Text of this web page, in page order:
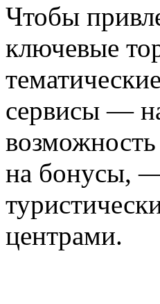
Чтобы
ключевые
сервисы —
на бонусы, —
центрами.